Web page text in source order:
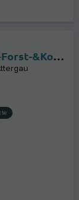
Wachter e.U. Land-Forst-&Kommunaltechnik